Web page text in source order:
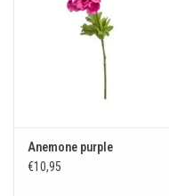
Anemone purple
€10,95